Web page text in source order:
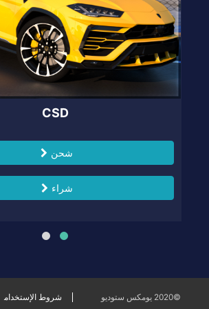
CSD
شحن
شراء
شروط الإستخدام ©2020 يومكس ستوديو